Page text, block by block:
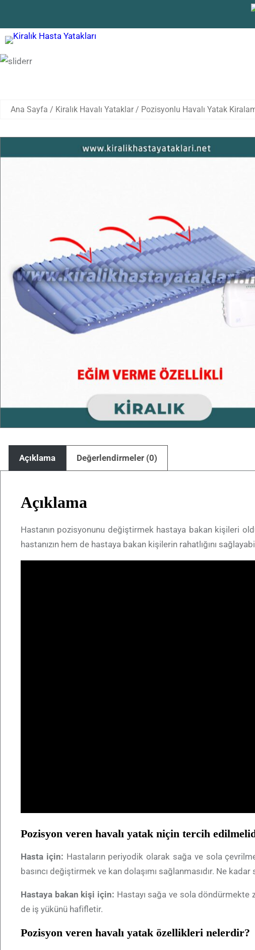
Pozisyonlu Havalı Yatak Kiralama
Ana Sayfa / Kiralık Havalı Yataklar / Pozisyonlu Havalı Yatak
Açıklama Değerlendirmeler (0)
Açıklama
Hastanın pozisyonunu değiştirmek hastaya bakan kişileri
hastanızın hem de hastaya bakan kişilerin rahatlığını
Pozisyon veren havalı yatak niçin tercih
Hasta için: Hastaların periyodik olarak sağa ve sola
basıncı değiştirmek ve kan dolaşımı sağlanmasıdır. Ne
Hastaya bakan kişi için: Hastayı sağa ve sola döndürmekte
de iş yükünü hafifletir.
Pozisyon veren havalı yatak özellikleri nelerdir?